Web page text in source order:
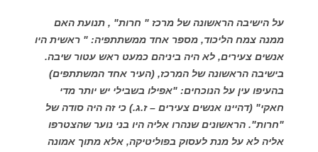
על הישיבה הראשונה של מרכז " חרות" , תנועת האם
ממנה צמח הליכוד, מספר אחד ממשתתפיה: " ראשית היו
אנשים צעירים, לא היה ביניהם כמעט ראש עטור שיבה.
בישיבה הראשונה של המרכז, (העיר אחד המשתתפים)
בהעיפו עין על הנוכחים: "אפילו בשבילי יש יותר מדי
חאקי" (דהיינו אנשים צעירים – ז.ג.) כי זה היה סודה של
"חרות". הראשונים שנהרו אליה היו בני נוער שהצטרפו
אליה לא על מנת לעסוק בפוליטיקה, אלא מתוך אמונה